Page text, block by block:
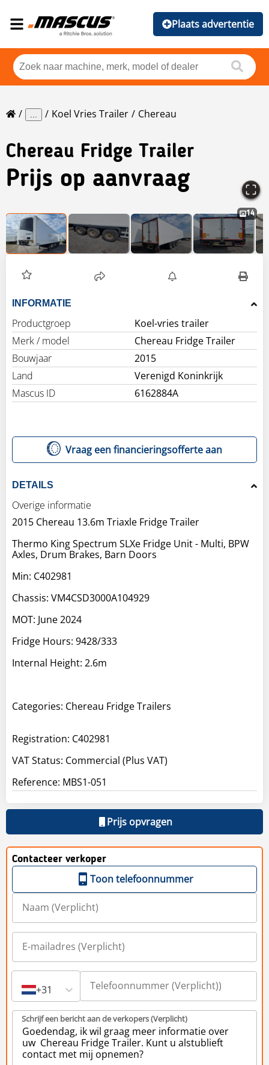
Plaats advertentie
... Koel Vries Trailer Chereau
Chereau Fridge Trailer
Prijs op aanvraag
14
INFORMATIE
Productgroep
Koel-vries trailer
Merk / model
Chereau Fridge Trailer
Bouwjaar
2015
Land
Verenigd Koninkrijk
Mascus ID
6162884A
Vraag een financieringsofferte aan
DETAILS
Overige informatie
2015 Chereau 13.6m Triaxle Fridge Trailer
Thermo King Spectrum SLXe Fridge Unit - Multi, BPW
Axles, Drum Brakes, Barn Doors
Min: C402981
Chassis: VM4CSD3000A104929
MOT: June 2024
Fridge Hours: 9428/333
Internal Height: 2.6m
Categories: Chereau Fridge Trailers
Registration: C402981
VAT Status: Commercial (Plus VAT)
Reference: MBS1-051
Prijs opvragen
Contacteer verkoper
Toon telefoonnummer
+31
Schrijf een bericht aan de verkopers (Verplicht)